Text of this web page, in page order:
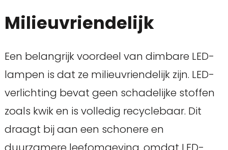
Milieuvriendelijk
Een belangrijk voordeel van dimbare LED-
lampen is dat ze milieuvriendelijk zijn. LED-
verlichting bevat geen schadelijke stoffen
zoals kwik en is volledig recyclebaar. Dit
draagt bij aan een schonere en